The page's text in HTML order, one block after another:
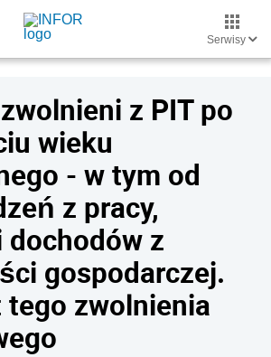
Serwisy
z PIT po
wieku
- w tym od
z pracy,
dochodów z
gospodarczej.
zwolnienia